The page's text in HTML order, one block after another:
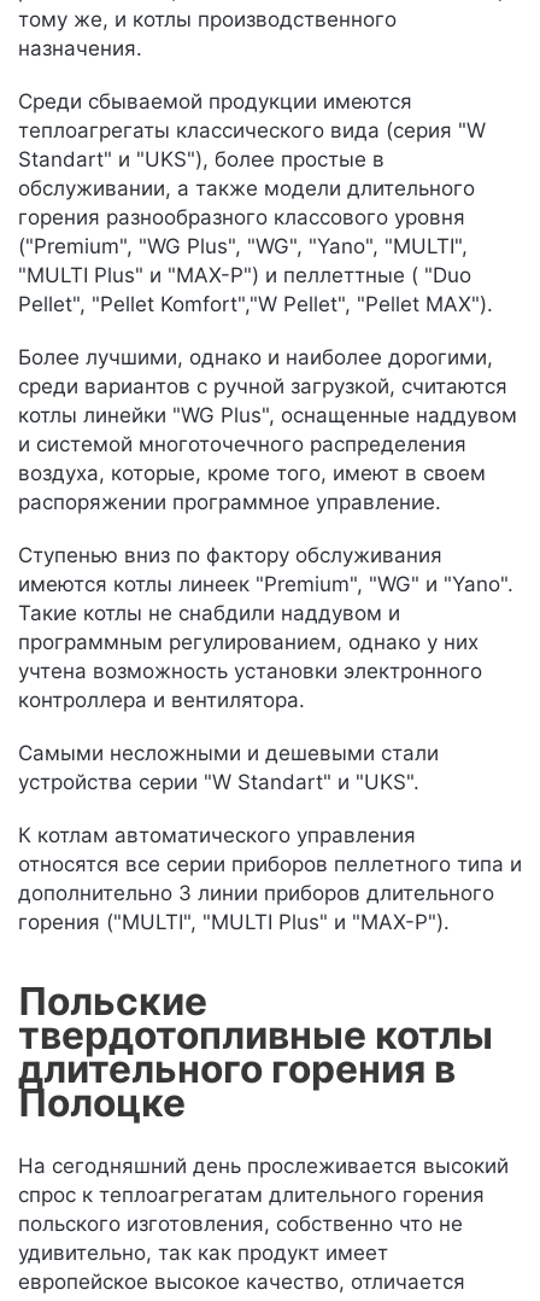
тому же, и котлы производственного
назначения.
Среди сбываемой продукции имеются
теплоагрегаты классического вида (серия "W
Standart" и "UKS"), более простые в
обслуживании, а также модели длительного
горения разнообразного классового уровня
("Premium", "WG Plus", "WG", "Yano", "MULTI",
"MULTI Plus" и "MAX-P") и пеллеттные ( "Duo
Pellet", "Pellet Komfort","W Pellet", "Pellet MAX").
Более лучшими, однако и наиболее дорогими,
среди вариантов с ручной загрузкой, считаются
котлы линейки "WG Plus", оснащенные наддувом
и системой многоточечного распределения
воздуха, которые, кроме того, имеют в своем
распоряжении программное управление.
Ступенью вниз по фактору обслуживания
имеются котлы линеек "Premium", "WG" и "Yano".
Такие котлы не снабдили наддувом и
программным регулированием, однако у них
учтена возможность установки электронного
контроллера и вентилятора.
Самыми несложными и дешевыми стали
устройства серии "W Standart" и "UKS".
К котлам автоматического управления
относятся все серии приборов пеллетного типа и
дополнительно 3 линии приборов длительного
горения ("MULTI", "MULTI Plus" и "MAX-P").
Польские
твердотопливные котлы
длительного горения в
Полоцке
На сегодняшний день прослеживается высокий
спрос к теплоагрегатам длительного горения
польского изготовления, собственно что не
удивительно, так как продукт имеет
европейское высокое качество, отличается